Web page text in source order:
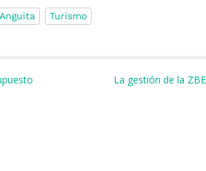
Turismo
La gestión de la